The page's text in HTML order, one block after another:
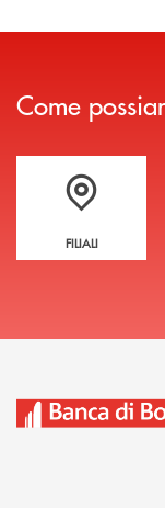
Come
Trova la filiale più
FILIALI